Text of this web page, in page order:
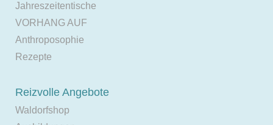
Jahreszeitentische
VORHANG AUF
Anthroposophie
Rezepte
Reizvolle Angebote
Waldorfshop